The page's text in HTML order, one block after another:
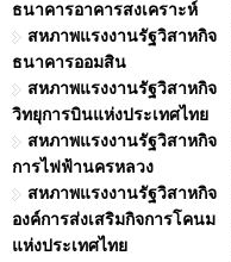
ธนาคารอาคารสงเคราะห์
สหภาพแรงงานรัฐวิสาหกิจ
ธนาคารออมสิน
สหภาพแรงงานรัฐวิสาหกิจ
วิทยุการบินแห่งประเทศไทย
สหภาพแรงงานรัฐวิสาหกิจ
การไฟฟ้านครหลวง
สหภาพแรงงานรัฐวิสาหกิจ
องค์การส่งเสริมกิจการโคนม
แห่งประเทศไทย